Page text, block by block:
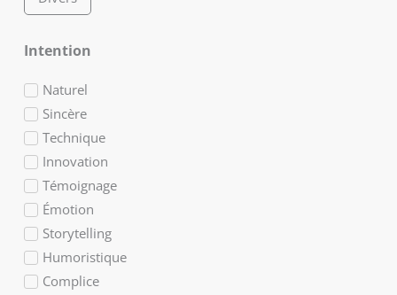
Intention
Naturel
Sincère
Technique
Innovation
Témoignage
Émotion
Storytelling
Humoristique
Complice